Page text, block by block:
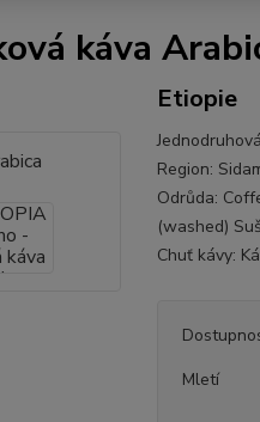
káva
Etiopie
Region:
Odrůda:
(washed)
Chuť kávy:
Mletí